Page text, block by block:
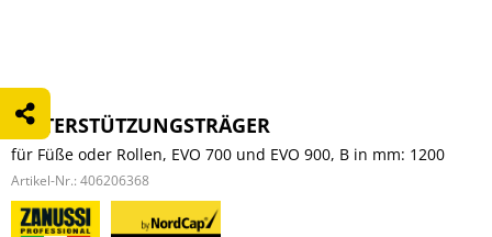
UNTERSTÜTZUNGSTRÄGER
für Füße oder Rollen, EVO 700 und EVO 900, B in mm: 1200
Artikel-Nr.: 406206368